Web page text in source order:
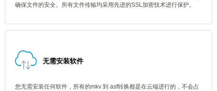
确保文件的安全。所有文件传输均采用先进的SSL加密技术进行保护。
无需安装软件
您无需安装任何软件，所有的mkv 到 asf转换都是在云端进行的，不会占